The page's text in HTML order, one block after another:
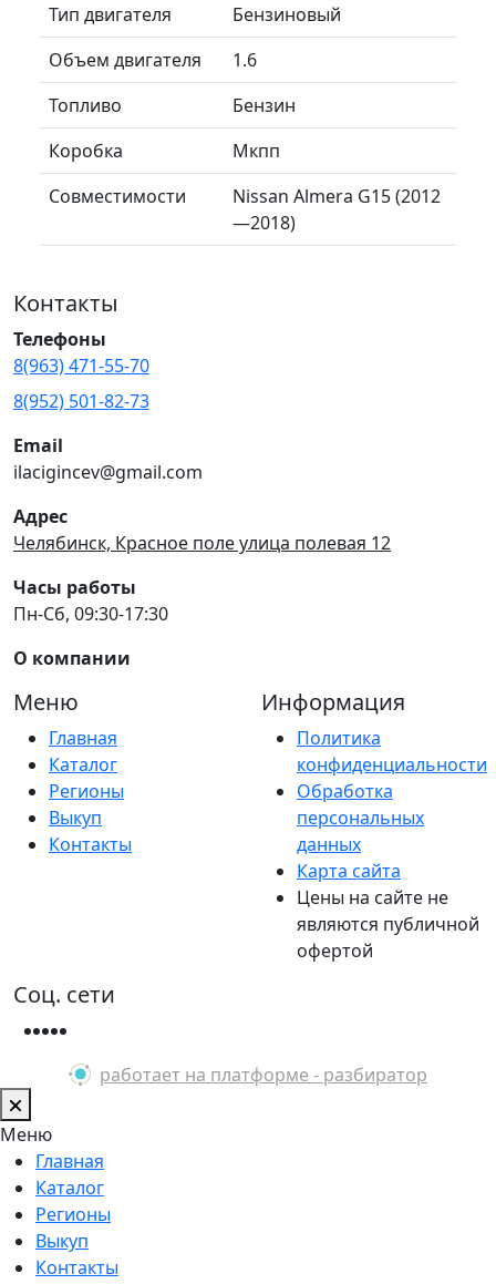
Тип двигателя
Бензиновый
Объем двигателя
1.6
Топливо
Бензин
Коробка
Мкпп
Совместимости
Nissan Almera G15 (2012
—2018)
Контакты
Телефоны
8(963) 471-55-70
8(952) 501-82-73
Email
ilacigincev@gmail.com
Адрес
Челябинск, Красное поле улица полевая 12
Часы работы
Пн-Сб, 09:30-17:30
О компании
Меню
Главная
Каталог
Регионы
Выкуп
Контакты
Информация
Политика
конфиденциальности
Обработка
персональных
данных
Карта сайта
Цены на сайте не
являются публичной
офертой
Соц. сети
работает на платформе - разбиратор
Меню
Главная
Каталог
Регионы
Выкуп
Контакты